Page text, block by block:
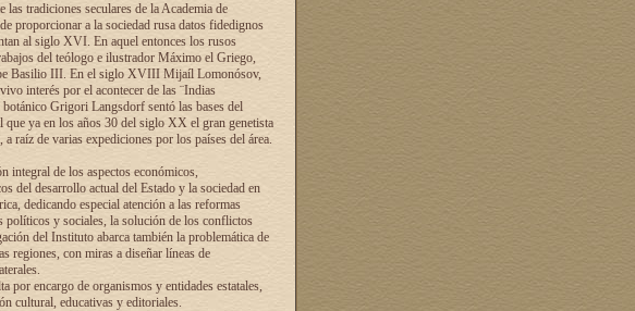
tradiciones seculares de la Academia de
proporcionar a la sociedad rusa datos fidedignos
al siglo XVI. En aquel entonces los rusos
del teólogo e ilustrador Máximo el Griego,
Basilio III. En el siglo XVIII Mijaíl Lomonósov,
interés por el acontecer de las ¨Indias
Grigori Langsdorf sentó las bases del
ya en los años 30 del siglo XX el gran genetista
raíz de varias expediciones por los países del área.
integral de los aspectos económicos,
del desarrollo actual del Estado y la sociedad en
dedicando especial atención a las reformas
políticos y sociales, la solución de los conflictos
del Instituto abarca también la problemática de
regiones, con miras a diseñar líneas de
por encargo de organismos y entidades estatales,
cultural, educativas y editoriales.